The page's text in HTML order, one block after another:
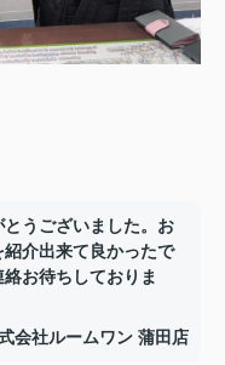
うございました。お
介出来て良かったで
お待ちしておりま
会社ルームワン 蒲田店